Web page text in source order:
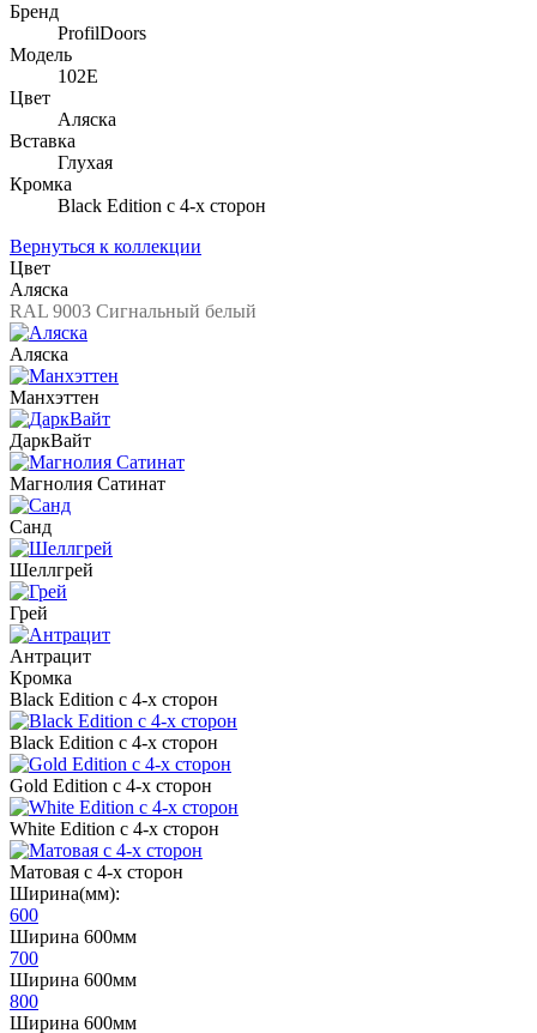
Бренд
ProfilDoors
Модель
102E
Цвет
Аляска
Вставка
Глухая
Кромка
Black Edition с 4-х сторон
Вернуться к коллекции
Цвет
Аляска
RAL 9003 Сигнальный белый
Аляска
Манхэттен
ДаркВайт
Магнолия Сатинат
Санд
Шеллгрей
Грей
Антрацит
Кромка
Black Edition с 4-х сторон
Black Edition с 4-х сторон
Gold Edition с 4-х сторон
White Edition с 4-х сторон
Матовая с 4-х сторон
Ширина(мм):
600
Ширина 600мм
700
Ширина 600мм
800
Ширина 600мм